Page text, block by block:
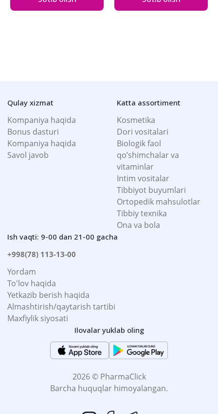
Qulay xizmat
Kompaniya haqida
Bonus dasturi
Kompaniya haqida
Savol javob
Katta assortiment
Kosmetika
Dori vositalari
Biologik faol
qo’shimchalar va
vitaminlar
Intim vositalar
Tibbiyot buyumlari
Ortopedik mahsulotlar
Tibbiy texnika
Ona va bola
Ish vaqti: 9-00 dan 21-00 gacha
+998(78) 113-13-00
Yordam
To'lov haqida
Yetkazib berish haqida
Almashtirish/qaytarish tartibi
Maxfiylik siyosati
Ilovalar yuklab oling
2026 © PharmaClick
Barcha huquqlar himoyalangan.